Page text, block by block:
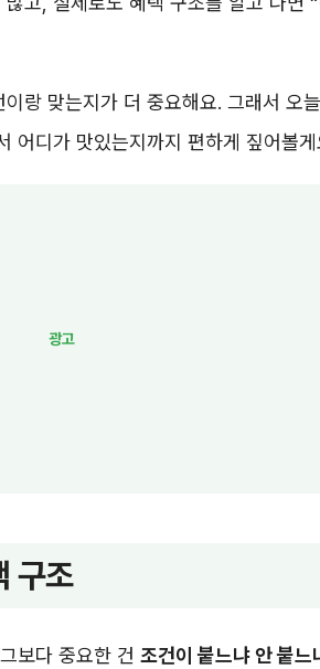
랑 맞는지가 더 중요해요. 그래서 오
어디가 맛있는지까지 편하게 짚어볼게
구조
보다 중요한 건 조건이 붙느냐 안 붙느